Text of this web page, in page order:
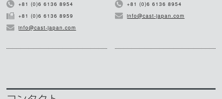
+81 (0)6 6136 8954
+81 (0)6 6136 8959
info@cast-japan.com
+81 (0)6 6136 8954
info@cast-japan.com